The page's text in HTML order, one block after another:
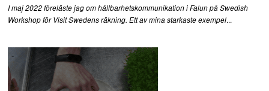
I maj 2022 föreläste jag om hållbarhetskommunikation i Falun på Swedish
Workshop för Visit Swedens räkning. Ett av mina starkaste exempel...